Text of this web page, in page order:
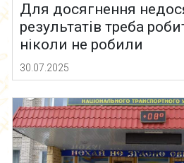
Для досягнення
результатів треба
ніколи не робили
30.07.2025